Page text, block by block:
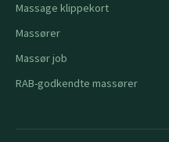
Massage klippekort
Massører
Massør job
RAB-godkendte massører